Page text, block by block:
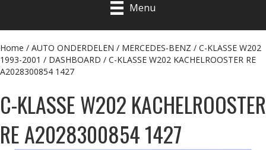
Menu
Home / AUTO ONDERDELEN / MERCEDES-BENZ / C-KLASSE W202
1993-2001 / DASHBOARD / C-KLASSE W202 KACHELROOSTER RE
A2028300854 1427
C-KLASSE W202 KACHELROOSTER
RE A2028300854 1427